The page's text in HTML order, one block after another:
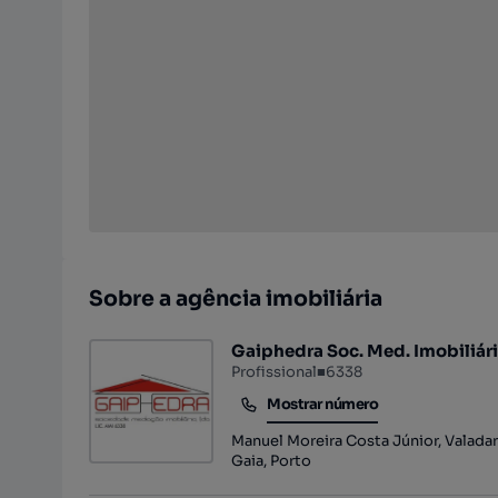
Sobre a agência imobiliária
Gaiphedra Soc. Med.
Profissional■6338
Mostrar número
Mostrar número
Manuel Moreira Costa Júnior,
Gaia, Porto